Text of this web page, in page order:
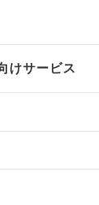
けサービス